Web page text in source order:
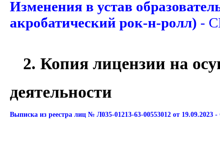
Изменения в устав
акробатический рок-н-ролл) -
2. Копия лицензии на
деятельности
Выписка из реестра лиц № Л035-01213-63-00553012 от 19.09.2023 -